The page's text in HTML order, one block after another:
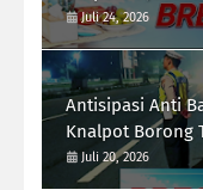
Juli 24, 2026
Antisipasi Anti
Knalpot Borong
Laksanakan
Juli 20, 2026